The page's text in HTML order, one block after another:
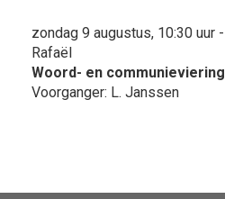
zondag 9 augustus, 10:30 uur -
Rafaël
Woord- en communieviering
Voorganger: L. Janssen